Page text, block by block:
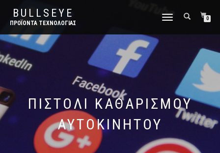
BULLSEYE
ΠΡΟΪΌΝΤΑ ΤΕΧΝΟΛΟΓΊΑΣ
ΕΝΑΛΛΑΓΉ
0
ΠΙΣΤΌΛΙ ΚΑΘΑΡΙΣΜΟΎ
ΑΥΤΟΚΊΝΗΤΟΥ